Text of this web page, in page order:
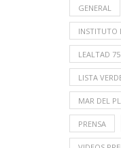
GENERAL
INSTITUTO
LEALTAD
LISTA
MAR DEL
PRENSA